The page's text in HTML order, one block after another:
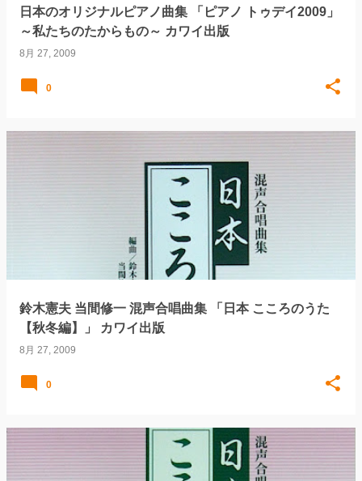
日本のオリジナルピアノ曲集 「ピアノ トゥデイ2009」
～私たちのたからもの～ カワイ出版
8月 27, 2009
0
鈴木憲夫 当間修一 混声合唱曲集 「日本 こころのうた
【秋冬編】」 カワイ出版
8月 27, 2009
0